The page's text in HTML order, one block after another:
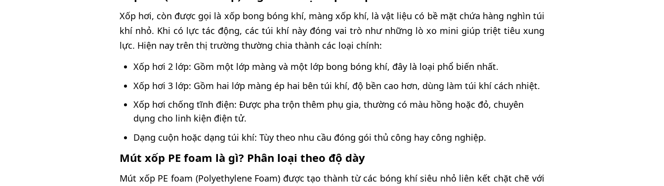
Xốp hơi, còn được gọi là xốp bong bóng khí, màng xốp khí, là vật liệu có bề mặt chứa hàng nghìn túi
khí nhỏ. Khi có lực tác động, các túi khí này đóng vai trò như những lò xo mini giúp triệt tiêu xung
lực. Hiện nay trên thị trường thường chia thành các loại chính:
Xốp hơi 2 lớp: Gồm một lớp màng và một lớp bong bóng khí, đây là loại phổ biến nhất.
Xốp hơi 3 lớp: Gồm hai lớp màng ép hai bên túi khí, độ bền cao hơn, dùng làm túi khí cách nhiệt.
Xốp hơi chống tĩnh điện: Được pha trộn thêm phụ gia, thường có màu hồng hoặc đỏ, chuyên
dụng cho linh kiện điện tử.
Dạng cuộn hoặc dạng túi khí: Tùy theo nhu cầu đóng gói thủ công hay công nghiệp.
Mút xốp PE foam là gì? Phân loại theo độ dày
Mút xốp PE foam (Polyethylene Foam) được tạo thành từ các bóng khí siêu nhỏ liên kết chặt chẽ với